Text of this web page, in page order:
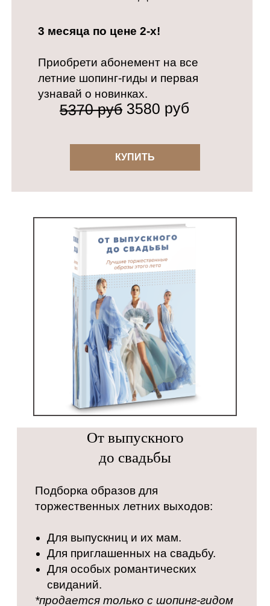
От выпускного
до свадьбы
Подборка образов для
торжественных летних выходов:
Для выпускниц и их мам.
Для приглашенных на свадьбу.
Для особых романтических
свиданий.
*продается только с шопинг-гидом
КУПИТЬ
5370 руб3580 руб
3 месяца по цене 2-х!
Приобрети абонемент на все
летние шопинг-гиды и первая
узнавай о новинках.